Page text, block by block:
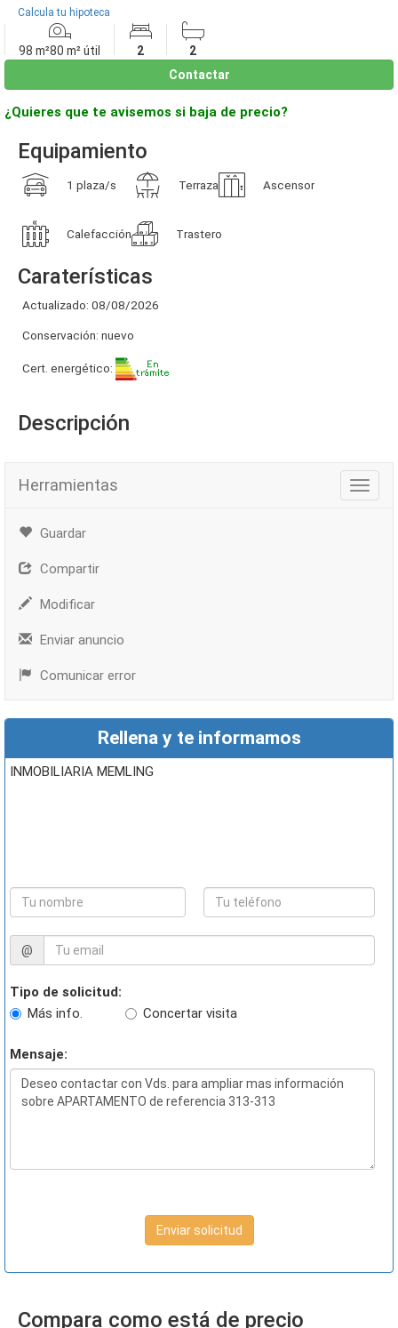
Calcula tu hipoteca
98 m²80 m² útil 2
2
Contactar
¿Quieres que te avisemos si baja de precio?
Equipamiento
1 plaza/s Terraza Ascensor
Calefacción Trastero
Caraterísticas
Actualizado: 08/08/2026
Conservación: nuevo
Cert. energético:
Descripción
Herramientas
Guardar
Compartir
Modificar
Enviar anuncio
Comunicar error
Rellena y te informamos
INMOBILIARIA MEMLING
@
Tipo de solicitud:
Más info.
Concertar visita
Mensaje:
Enviar solicitud
Compara como está de precio